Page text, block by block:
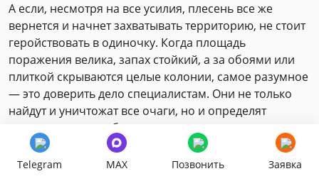
А если, несмотря на все усилия, плесень все же
вернется и начнет захватывать территорию, не стоит
геройствовать в одиночку. Когда площадь
поражения велика, запах стойкий, а за обоями или
плиткой скрываются целые колонии, самое разумное
— это доверить дело специалистам. Они не только
найдут и уничтожат все очаги, но и определят
главную причину, будь то скрытая протечка или
серьезное нарушение в системе вентиляции.
Помните, что, обращаясь к профессионалам, вы
Telegram MAX Позвонить Заявка